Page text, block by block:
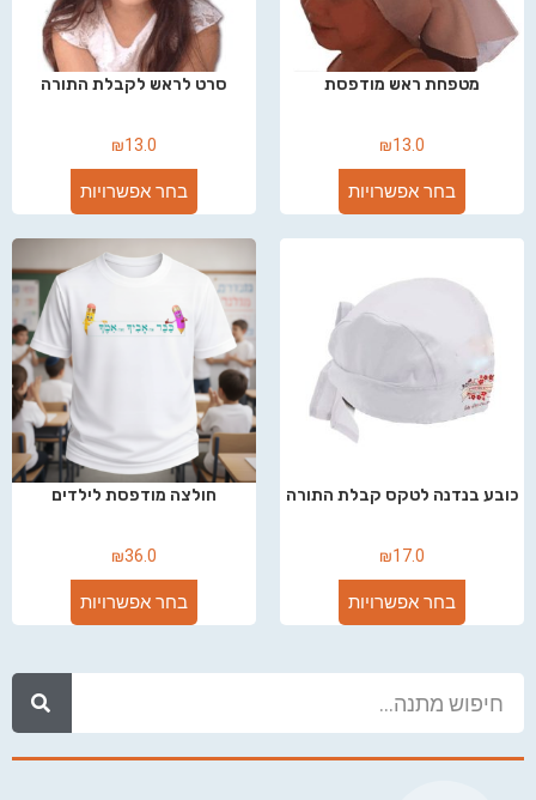
מטפחת ראש מודפסת
₪13.0
בחר אפשרויות
סרט לראש לקבלת התורה
₪13.0
בחר אפשרויות
כובע בנדנה לטקס קבלת התורה
₪17.0
בחר אפשרויות
חולצה מודפסת לילדים
₪36.0
בחר אפשרויות